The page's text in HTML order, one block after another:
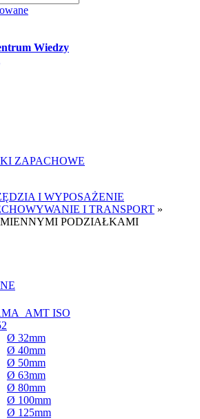
Wiedzy
ZAPACHOWE
I WYPOSAŻENIE
I TRANSPORT »
PODZIAŁKAMI
ISO
Ø 32mm
Ø 40mm
Ø 50mm
Ø 63mm
Ø 80mm
Ø 100mm
Ø 125mm